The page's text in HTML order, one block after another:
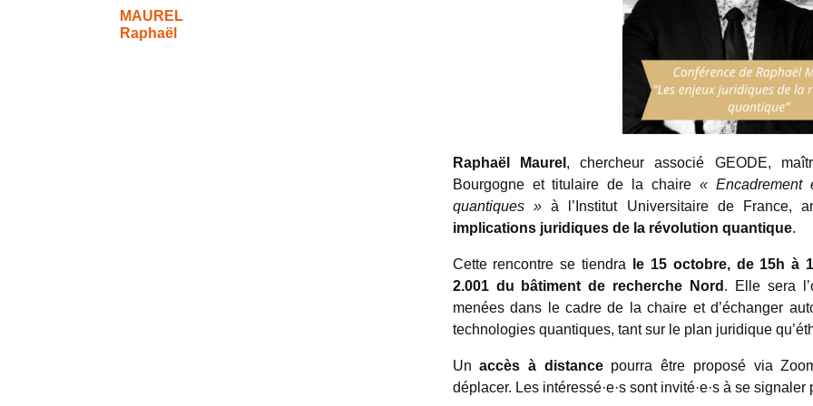
MAUREL
Raphaël
Raphaël Maurel , chercheur associé GEODE,
Bourgogne et titulaire de la chaire « Encadrement
quantiques »à l’Institut Universitaire de France,
implications juridiques de la révolution quantique.
Cette rencontre se tiendra
le 15 octobre, de 15h à
2.001 du bâtiment de recherche Nord . Elle sera
menées dans le cadre de la chaire et d’échanger
technologies quantiques, tant sur le plan juridique
Unaccès à distancepourra être proposé via
déplacer. Les intéressé·e·s sont invité·e·s à se signaler